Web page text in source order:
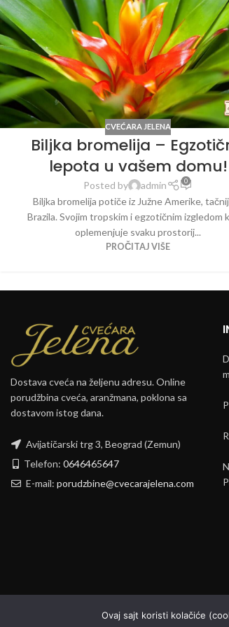
CVEĆARA JELENA
Biljka bromelija –
lepota u vašem domu!
Posted by admin 0
Biljka bromelija potiče iz Južne Amerike,
Brazila. Svojim tropskim i egzotičnim izgledom
oplemenjuje svaku prostorij...
PROČITAJ VIŠE
Dostava cveća na željenu adresu. Online
porudžbina cveća, aranžmana, poklona sa
dostavom istog dana.
Avijatičarski trg 3, Beograd (Zemun)
Telefon: 0646465647
E-mail: porudzbine@cvecarajelena.com
Ovaj sajt koristi kolačiće